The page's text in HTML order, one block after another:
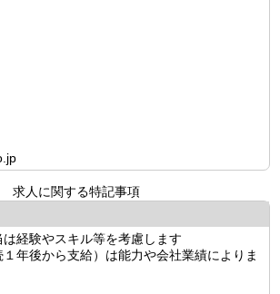
求人に関する特記事項
は経験やスキル等を考慮します
１年後から支給）は能力や会社業績によりま